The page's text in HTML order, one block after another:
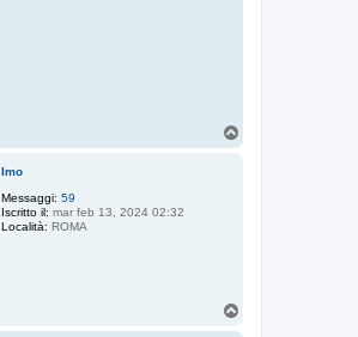
Imo
Messaggi: 59
Iscritto il: mar feb 13, 2024 02:32
Località: ROMA